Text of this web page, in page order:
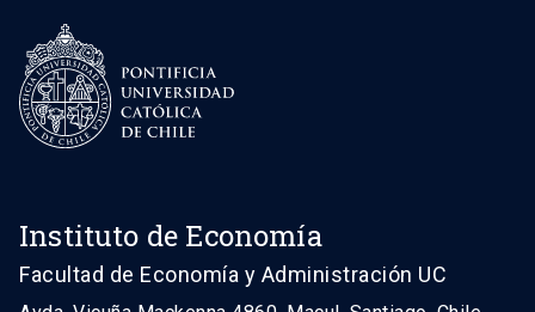
Instituto de Economía
Facultad de Economía y Administración UC